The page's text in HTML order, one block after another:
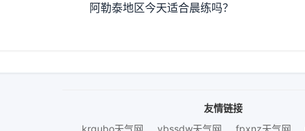
阿勒泰地区今天适合晨练吗？
友情链接
krgubo天气网
ybssdw天气网 fpxnz天气网